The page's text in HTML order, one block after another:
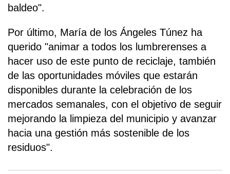
baldeo".
Por último, María de los Ángeles Túnez ha
querido "animar a todos los lumbrerenses a
hacer uso de este punto de reciclaje, también
de las oportunidades móviles que estarán
disponibles durante la celebración de los
mercados semanales, con el objetivo de seguir
mejorando la limpieza del municipio y avanzar
hacia una gestión más sostenible de los
residuos".